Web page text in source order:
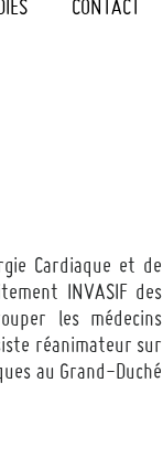
CONTACT
Cardiaque et de
INVASIF des
les médecins
réanimateur sur
au Grand-Duché